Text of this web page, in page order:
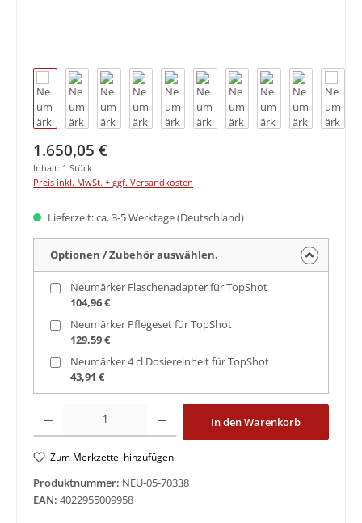
Regulärer Preis:
1.650,05 €
Inhalt: 1 Stück
Preis inkl. MwSt. + ggf. Versandkosten
Lieferzeit: ca. 3-5 Werktage (Deutschland)
Optionen / Zubehör auswählen.
Neumärker Flaschenadapter für TopShot
104,96 €
Neumärker Pflegeset für TopShot
129,59 €
Neumärker 4 cl Dosiereinheit für TopShot
43,91 €
Produkt Anzahl: Gib den gewünschten Wert ein oder benutze die
In den Warenkorb
Zum Merkzettel hinzufügen
Produktnummer: NEU-05-70338
EAN: 4022955009958